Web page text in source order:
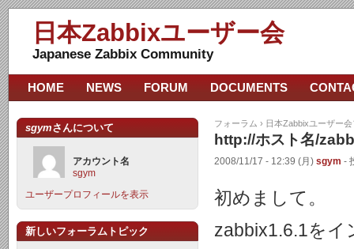
日本Zabbixユーザー会
Japanese Zabbix Community
フォーラム › 日本Zabbixユーザー
http://ホスト名/
2008/11/17 - 12:39 (月) sgym -
初めまして。
zabbix1.6.1を
HOME NEWS FORUM DOCUMENTS
sgymさんについて
アカウント名
sgym
ユーザープロフィールを表示
新しいフォーラムトピック